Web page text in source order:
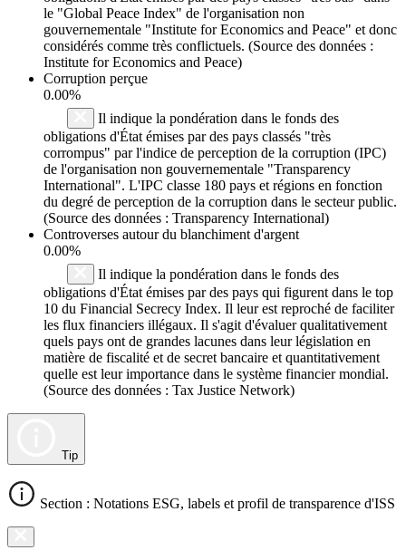
le "Global Peace Index" de l'organisation non
gouvernementale "Institute for Economics and Peace" et donc
considérés comme très conflictuels. (Source des données :
Institute for Economics and Peace)
Corruption perçue
0.00%
Il indique la pondération dans le fonds des
obligations d'État émises par des pays classés "très
corrompus" par l'indice de perception de la corruption (IPC)
de l'organisation non gouvernementale "Transparency
International". L'IPC classe 180 pays et régions en fonction
du degré de perception de la corruption dans le secteur public.
(Source des données : Transparency International)
Controverses autour du blanchiment d'argent
0.00%
Il indique la pondération dans le fonds des
obligations d'État émises par des pays qui figurent dans le top
10 du Financial Secrecy Index. Il leur est reproché de faciliter
les flux financiers illégaux. Il s'agit d'évaluer qualitativement
quels pays ont de grandes lacunes dans leur législation en
matière de fiscalité et de secret bancaire et quantitativement
quelle est leur importance dans le système financier mondial.
(Source des données : Tax Justice Network)
Tip
Section : Notations ESG, labels et profil de transparence d'ISS